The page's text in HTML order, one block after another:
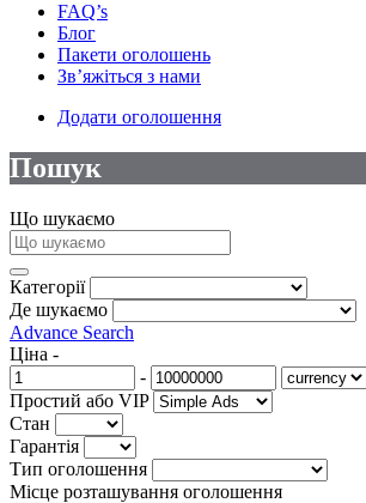
FAQ’s
Блог
Пакети оголошень
Зв’яжіться з нами
Додати оголошення
Пошук
Що шукаємо
Категорії
Де шукаємо
Advance Search
Ціна -
-
Простий або VIP
Стан
Гарантія
Тип оголошення
Місце розташування оголошення